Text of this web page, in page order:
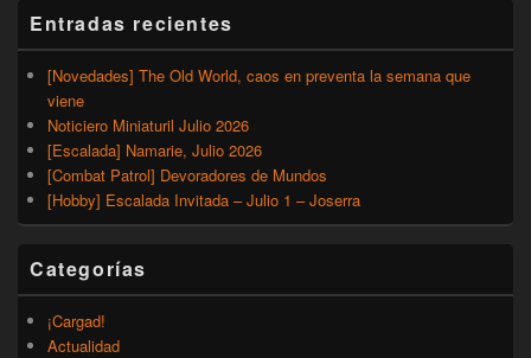
Entradas recientes
[Novedades] The Old World, caos en preventa la semana que
viene
Noticiero Miniaturil Julio 2026
[Escalada] Namarie, Julio 2026
[Combat Patrol] Devoradores de Mundos
[Hobby] Escalada Invitada – Julio 1 – Joserra
Categorías
¡Cargad!
Actualidad